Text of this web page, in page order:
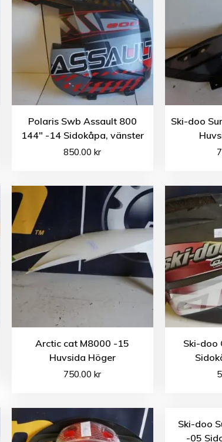
Polaris Swb Assault 800
144″ -14 Sidokåpa, vänster
850.00kr
Ski-doo
Arctic cat M8000 -15
Huvsida Höger
750.00kr
Ski-doo
Ski-doo
-05